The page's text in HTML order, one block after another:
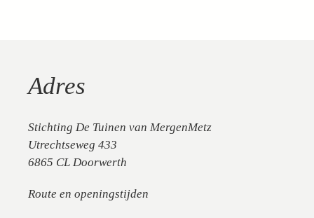
Adres
Stichting De Tuinen van MergenMetz
Utrechtseweg 433
6865 CL Doorwerth
Route en openingstijden